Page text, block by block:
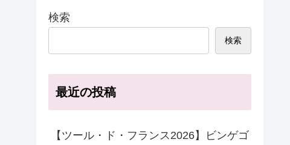
検索
検索
最近の投稿
【ツール・ド・フランス2026】ビンゲゴ